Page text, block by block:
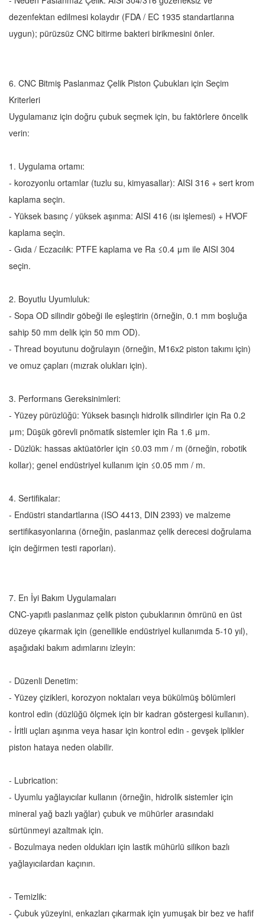
dezenfektan edilmesi kolaydır (FDA / EC 1935 standartlarına
uygun); pürüzsüz CNC bitirme bakteri birikmesini önler.
6. CNC Bitmiş Paslanmaz Çelik Piston Çubukları için Seçim
Kriterleri
Uygulamanız için doğru çubuk seçmek için, bu faktörlere öncelik
verin:
1. Uygulama ortamı:
- korozyonlu ortamlar (tuzlu su, kimyasallar): AISI 316 + sert krom
kaplama seçin.
- Yüksek basınç / yüksek aşınma: AISI 416 (ısı işlemesi) + HVOF
kaplama seçin.
- Gıda / Eczacılık: PTFE kaplama ve Ra ≤0.4 μm ile AISI 304
seçin.
2. Boyutlu Uyumluluk:
- Sopa OD silindir göbeği ile eşleştirin (örneğin, 0.1 mm boşluğa
sahip 50 mm delik için 50 mm OD).
- Thread boyutunu doğrulayın (örneğin, M16x2 piston takımı için)
ve omuz çapları (mızrak olukları için).
3. Performans Gereksinimleri:
- Yüzey pürüzlüğü: Yüksek basınçlı hidrolik silindirler için Ra 0.2
μm; Düşük görevli pnömatik sistemler için Ra 1.6 μm.
- Düzlük: hassas aktüatörler için ≤0.03 mm / m (örneğin, robotik
kollar); genel endüstriyel kullanım için ≤0.05 mm / m.
4. Sertifikalar:
- Endüstri standartlarına (ISO 4413, DIN 2393) ve malzeme
sertifikasyonlarına (örneğin, paslanmaz çelik derecesi doğrulama
için değirmen testi raporları).
7. En İyi Bakım Uygulamaları
CNC-yapıtlı paslanmaz çelik piston çubuklarının ömrünü en üst
düzeye çıkarmak için (genellikle endüstriyel kullanımda 5-10 yıl),
aşağıdaki bakım adımlarını izleyin:
- Düzenli Denetim:
- Yüzey çizikleri, korozyon noktaları veya bükülmüş bölümleri
kontrol edin (düzlüğü ölçmek için bir kadran göstergesi kullanın).
- İritli uçları aşınma veya hasar için kontrol edin - gevşek iplikler
piston hataya neden olabilir.
- Lubrication:
- Uyumlu yağlayıcılar kullanın (örneğin, hidrolik sistemler için
mineral yağ bazlı yağlar) çubuk ve mühürler arasındaki
sürtünmeyi azaltmak için.
- Bozulmaya neden oldukları için lastik mühürlü silikon bazlı
yağlayıcılardan kaçının.
- Temizlik:
- Çubuk yüzeyini, enkazları çıkarmak için yumuşak bir bez ve hafif